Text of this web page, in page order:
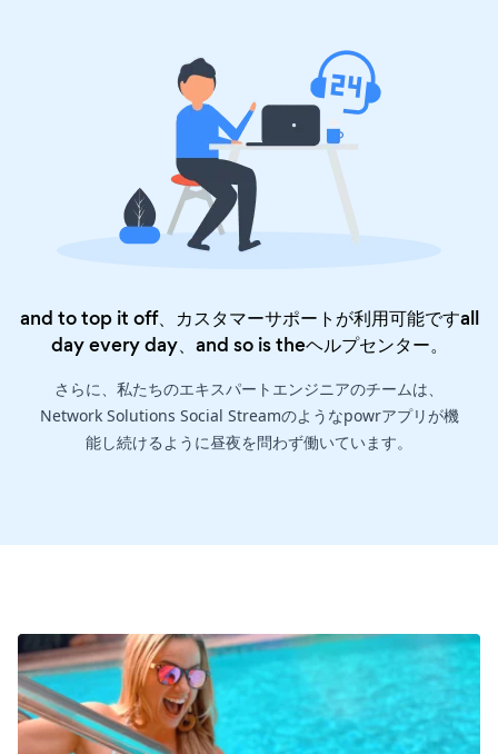
and to top it off、カスタマーサポートが利用可能ですall
day every day、and so is theヘルプセンター。
さらに、私たちのエキスパートエンジニアのチームは、
Network Solutions Social Streamのようなpowrアプリが機
能し続けるように昼夜を問わず働いています。